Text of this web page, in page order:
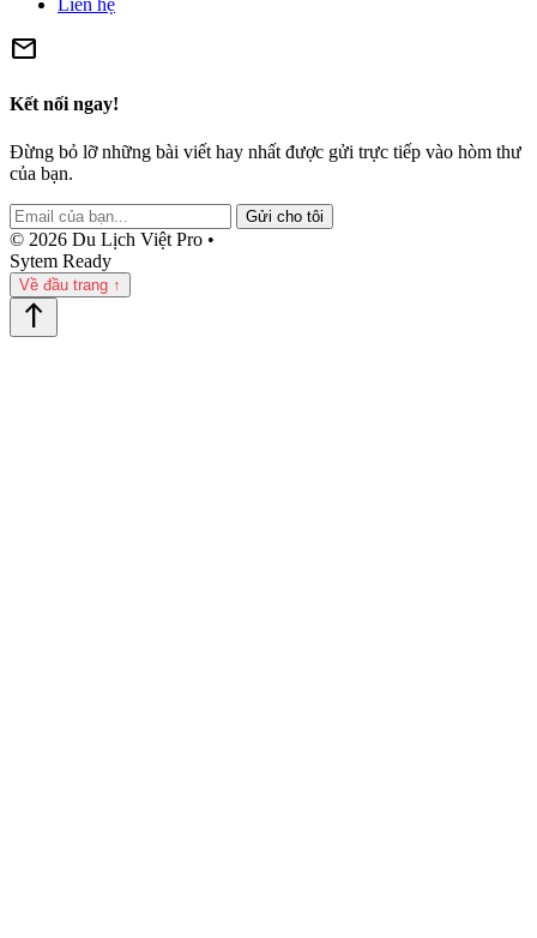
Liên hệ
mail
Kết nối ngay!
Đừng bỏ lỡ những bài viết hay nhất được gửi trực tiếp vào hòm thư
của bạn.
Gửi cho tôi
© 2026 Du Lịch Việt Pro •
Sytem Ready
Về đầu trang ↑
north